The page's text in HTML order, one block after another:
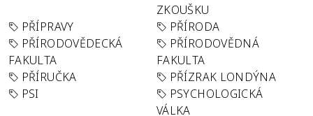
ZKOUŠKU
PŘÍPRAVY
PŘÍRODA
PŘÍRODOVĚDECKÁ
FAKULTA
PŘÍRODOVĚDNÁ
FAKULTA
PŘÍRUČKA
PŘÍZRAK LONDÝNA
PSI
PSYCHOLOGICKÁ
VÁLKA